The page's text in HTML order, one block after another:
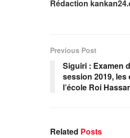
Rédaction
Previous Post
Siguiri : Examen
session 2019,
l’école Roi
Related Posts